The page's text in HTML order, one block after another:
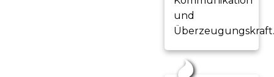
und
Überzeugungskraft.